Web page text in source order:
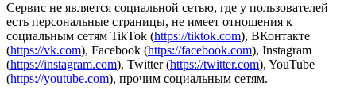
Сервис не является социальной сетью, где у пользователей
есть персональные страницы, не имеет отношения к
социальным сетям TikTok (https://tiktok.com), ВКонтакте
(https://vk.com), Facebook (https://facebook.com), Instagram
(https://instagram.com), Twitter (https://twitter.com), YouTube
(https://youtube.com), прочим социальным сетям.